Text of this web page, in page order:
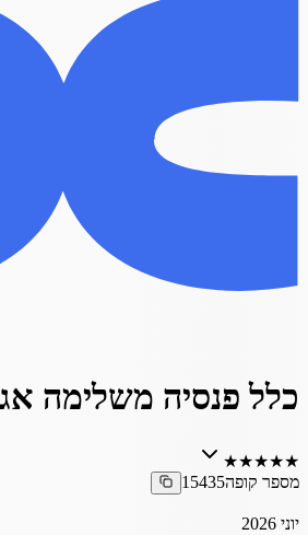
כלל פנסיה משלימה
★
★
★
★
★
מספר קופה15435
יוני 2026